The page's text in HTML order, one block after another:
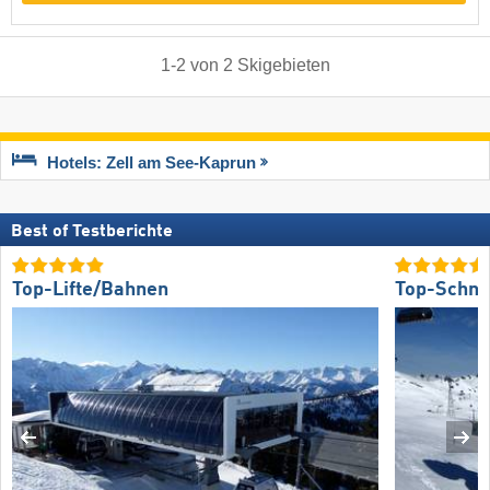
1-2 von 2 Skigebieten
Hotels: Zell am See-Kaprun
Best of Testberichte
Top-Lifte/Bahnen Top-